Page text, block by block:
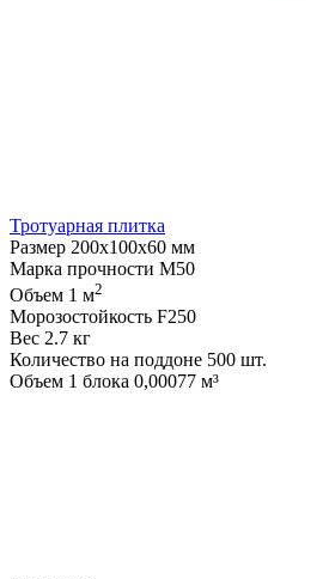
Тротуарная плитка
Размер 200х100х60 мм
Марка прочности М50
Объем 1 м2
Морозостойкость F250
Вес 2.7 кг
Количество на поддоне 500 шт.
Объем 1 блока 0,00077 м³